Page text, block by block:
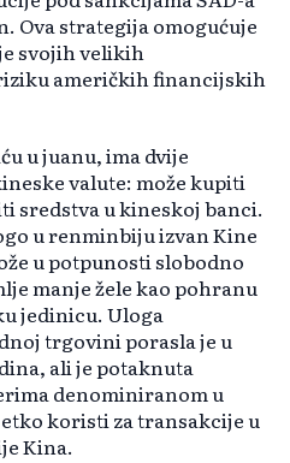
Ova strategija omogućuje
svojih velikih
američkih financijskih
u juanu, ima dvije
valute: može kupiti
sredstva u kineskoj banci.
u renminbiju izvan Kine
u potpunosti slobodno
manje žele kao pohranu
jedinicu. Uloga
trgovini porasla je u
ali je potaknuta
denominiranom u
koristi za transakcije u
Kina.